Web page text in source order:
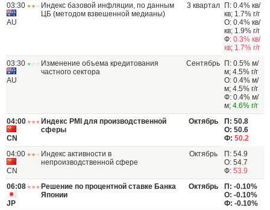
03:30
AU
Индекс базовой инфляции, по данным
ЦБ (методом взвешенной медианы)
3 квартал
П: 0.4% кв/
кв; 1.7% г/г
О: 0.4% кв/
кв; 1.9% г/г
Ф: 0.3% кв/
кв; 1.7% г/г
03:30
AU
Изменение объема кредитования
частного сектора
Сентябрь
П: 0.5% м/
м; 4.5% г/г
О: 0.4% м/
м; 4.5% г/г
Ф: 0.4% м/
м; 4.6% г/г
04:00
CN
Индекс PMI для производственной
сферы
Октябрь
П: 50.8
О: 50.6
Ф: 50.2
04:00
CN
Индекс активности в
непроизводственной сфере
Октябрь
П: 54.9
О: 54.7
Ф: 53.9
06:08
JP
Решение по процентной ставке Банка
Японии
Октябрь
П: -0.10%
О: -0.10%
Ф: -0.10%